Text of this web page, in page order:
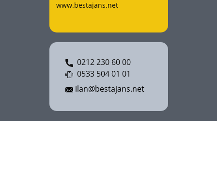
www.bestajans.net
0212 230 60 00
0533 504 01 01
ilan@bestajans.net